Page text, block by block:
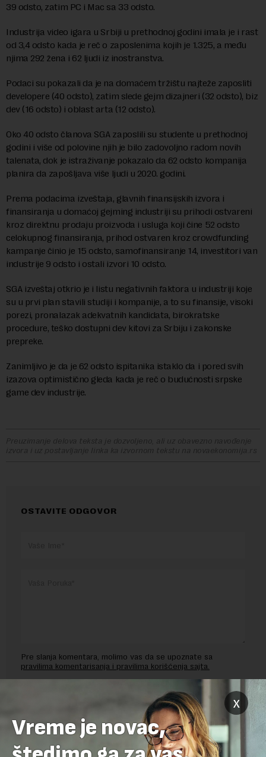
39 odsto, zatim PC i Mac sa 33 odsto.
Industrija video igara u Srbiji u prethodnoj godini imala je i rast
od 3,4 odsto kada je reč o zaposlenima kojih je 1.325, a među
njima 292 žena i 62 ljudi iz inostranstva.
Podaci su pokazali da je na domaćem tržištu najteže zaposliti
developere (40 odsto), zatim slede gejm dizajneri (32 odsto), biz
dev (16 odsto) i oblast arta (12 odsto).
Oko 40 odsto članova SGA zaposlili su studente u prethodnoj
godini i više od polovine njih je bilo zadovoljno radom novih
talenata, dok je istraživanje pokazalo da 62 odsto kompanija
planira da zapošljava više ljudi u 2020. godini.
Prema podacima izveštaja, glavnih finansijskih izvora i
finansiranja u domaćoj gejming industriji su prihodi ostvareni
kroz direktnu prodaju proizvoda i usluga koji čine 52 odsto
celokupnog finansiranja, prihod ostvaren kroz crowdfunding
kampanje činio je 15 odsto, samofinansiranje 14, investitori van
industrije 9 odsto i ostali izvori 10 odsto.
SGA izveštaj otkrio je i listu negativnih faktora u industriji koje
su u prvi plan stavili studiji i kompanije, a to su finansije, visoki
porezi, pronalazak adekvatnih kandidata, birokratske
procedure, teško dostupni dev kitovi za Srbiju i zakonske
prepreke.
Zanimljivo je da je 62 odsto ispitanika istaklo da i pored svih
izazova optimistično gleda kada je reč o budućnosti srpske
game dev industrije.
Preuzimanje delova teksta je dozvoljeno, ali uz obavezno navođenje
izvora i uz postavljanje linka ka izvornom tekstu na novaekonomija.rs
OSTAVITE ODGOVOR
Pre slanja komentara, molimo vas da se upoznate sa
pravilima komentarisanja i pravilima korišćenja sajta.
Sajt je zaštićen pomocu reCaptcha i Google.
Google Politika
Google Uslovi Korišćenjasu primenjeni. x
Vreme je novac,